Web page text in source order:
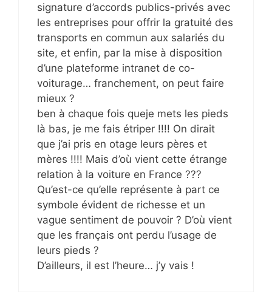
signature d’accords publics-privés avec
les entreprises pour offrir la gratuité des
transports en commun aux salariés du
site, et enfin, par la mise à disposition
d’une plateforme intranet de co-
voiturage… franchement, on peut faire
mieux ?
ben à chaque fois queje mets les pieds
là bas, je me fais étriper !!!! On dirait
que j’ai pris en otage leurs pères et
mères !!!! Mais d’où vient cette étrange
relation à la voiture en France ???
Qu’est-ce qu’elle représente à part ce
symbole évident de richesse et un
vague sentiment de pouvoir ? D’où vient
que les français ont perdu l’usage de
leurs pieds ?
D’ailleurs, il est l’heure… j’y vais !